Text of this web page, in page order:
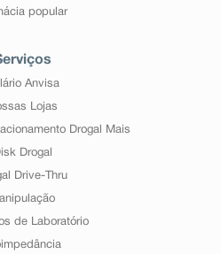
popular
Anvisa
Lojas
Drogal Mais
Drogal
Drive-Thru
de Laboratório